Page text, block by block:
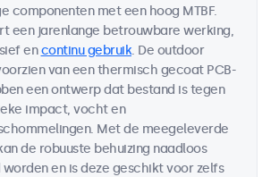
componenten met een hoog MTBF.
een jarenlange betrouwbare werking,
encontinu gebruik. De outdoor
van een thermisch gecoat PCB-
een ontwerp dat bestand is tegen
impact, vocht en
Met de meegeleverde
de robuuste behuizing naadloos
en is deze geschikt voor zelfs